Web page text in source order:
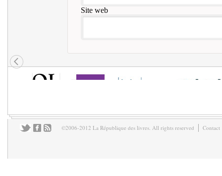
Site web
©2006-2012 La République des livres. All rights reserved Contact